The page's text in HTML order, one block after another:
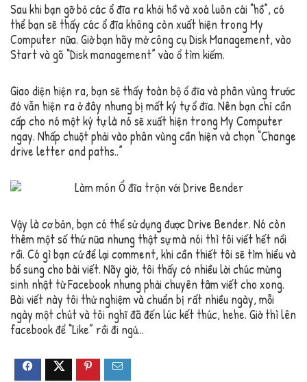
Sau khi bạn gỡ bỏ các ổ đĩa ra khỏi hồ và xoá luôn cái “hồ”, có
thể bạn sẽ thấy các ổ đĩa không còn xuất hiện trong My
Computer nữa. Giờ bạn hãy mở công cụ Disk Management, vào
Start và gõ “Disk management” vào ổ tìm kiếm.
Giao diện hiện ra, bạn sẽ thấy toàn bộ ổ đĩa và phân vùng trước
đó vẫn hiện ra ở đây nhưng bị mất ký tự ổ đĩa. Nên bạn chỉ cần
cấp cho nó một ký tự là nó sẽ xuất hiện trong My Computer
ngay. Nhấp chuột phải vào phân vùng cần hiện và chọn “Change
drive letter and paths..”
Vậy là cơ bản, bạn có thể sử dụng được Drive Bender. Nó còn
thêm một số thứ nữa nhưng thật sự mà nói thì tôi viết hết nổi
rồi. Có gì bạn cứ để lại comment, khi cần thiết tôi sẽ tìm hiểu và
bổ sung cho bài viết. Nãy giờ, tôi thấy có nhiều lời chúc mừng
sinh nhật từ Facebook nhưng phải chuyên tâm viết cho xong.
Bài viết này tôi thử nghiệm và chuẩn bị rất nhiều ngày, mỗi
ngày một chút và tôi nghĩ đã đến lúc kết thúc, hehe. Giờ thì lên
facebook để “Like” rồi đi ngủ…